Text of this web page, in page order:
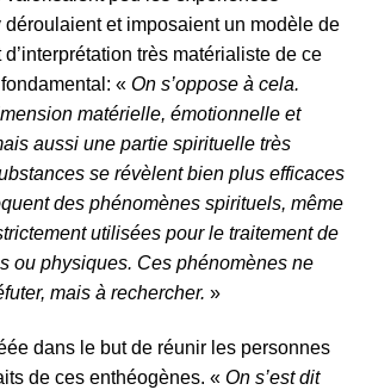
déroulaient et imposaient un modèle de
très matérialiste de ce
« On s’oppose à cela.
matérielle, émotionnelle et
aussi une partie spirituelle très
se révèlent bien plus efficaces
des phénomènes spirituels, même
utilisées pour le traitement de
ou physiques. Ces phénomènes ne
mais à rechercher. »
dans le but de réunir les personnes
de ces enthéogènes. « On s’est dit